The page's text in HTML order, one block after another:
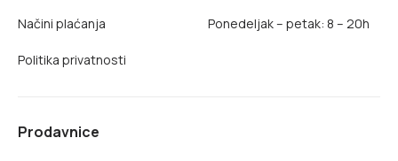
Načini plaćanja
Politika privatnosti
Ponedeljak – petak: 8 – 20h
Prodavnice